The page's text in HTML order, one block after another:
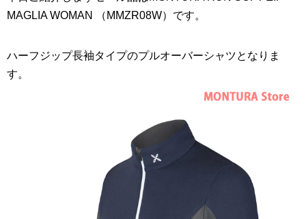
MAGLIA WOMAN （MMZR08W）です。
ハーフジップ長袖タイプのプルオーバーシャツとなりま
す。